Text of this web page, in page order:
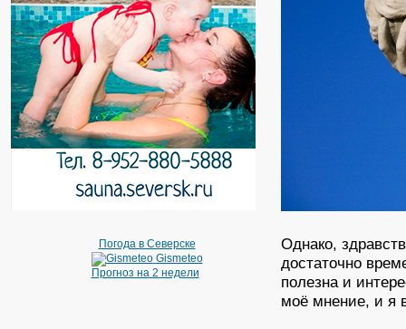
Погода в Северске
Gismeteo
Прогноз на 2 недели
Однако,
достаточно
полезна и
моё мнение, и я